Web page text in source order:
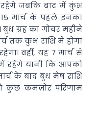
रहेंगे जबकि बाद में कुंभ
मार्च के पहले इनका
ग्रह का गोचर महीने
तक कुंभ राशि में होगा
वहीं, यह 7 मार्च से
रहेंगे यानी कि आपको
के बाद बुध मेष राशि
कुछ कमज़ोर परिणाम